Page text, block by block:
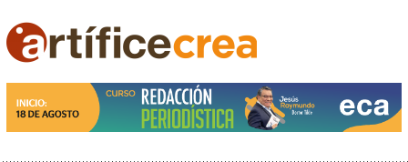
contenido
Artificecrea
Blog de Artífice Comunicadores, elaboramos contenidos periodísticos y editoriales en
diversos formatos, capacitamos en temas de comunicación y educación.